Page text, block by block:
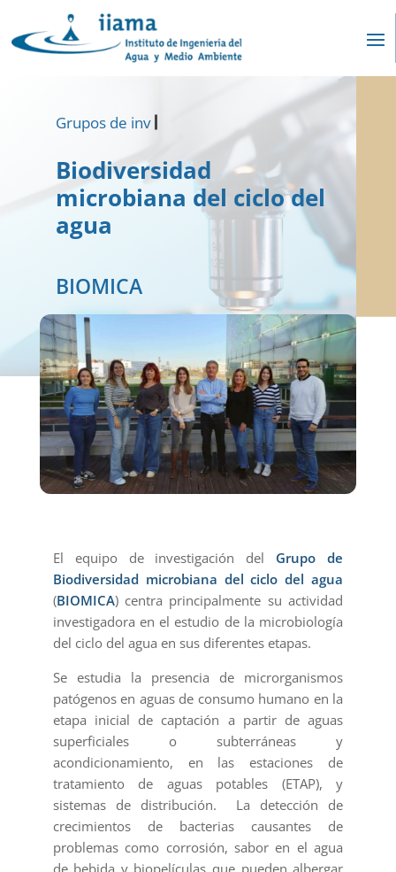
Grupos de investigaci
Biodiversidad
microbiana del ciclo del
agua
BIOMICA
El equipo de investigación del Grupo de
Biodiversidad microbiana del ciclo del agua
(BIOMICA) centra principalmente su actividad
investigadora en el estudio de la microbiología
del ciclo del agua en sus diferentes etapas.
Se estudia la presencia de microrganismos
patógenos en aguas de consumo humano en la
etapa inicial de captación a partir de aguas
superficiales o subterráneas y
acondicionamiento, en las estaciones de
tratamiento de aguas potables (ETAP), y
sistemas de distribución. La detección de
crecimientos de bacterias causantes de
problemas como corrosión, sabor en el agua
de bebida y biopelículas que pueden albergar